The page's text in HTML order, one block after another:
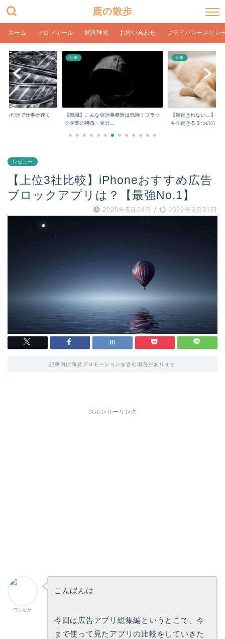
鹿の散歩
ホーム プロフィール 運営理念 お問い合わせ プライバシーポリシ
事務所は危険！ブラッ
仕事
【朝起きれない…】学生や社会人でもスッ
キリ起きる３つの方...
仕事
【在宅ワーク】目の疲
ク環境とPC設定【...
レビュー
【上位3社比較】iPhoneおすすめ広告
ブロックアプリは？【最強No.1】
2020年5月24日 / 2022年3月31日
記事内に商品プロモーションを含む場合があります
スポンサーリンク
ヨシヒサ
こんばんは
今回は広告アプリ総集編というとこで、今
まで使って見たアプリの比較をしていきた